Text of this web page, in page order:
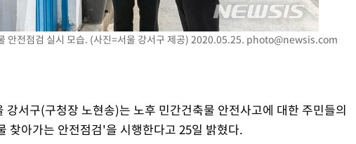
교정본부장 기소
수사 재개"
안전점검 실시 모습. (사진=서울 강서구 제공) 2020.05.25. photo@newsis.com
강서구(구청장 노현송)는 노후 민간건축물 안전사고에 대한 주민들의
찾아가는 안전점검'을 시행한다고 25일 밝혔다.